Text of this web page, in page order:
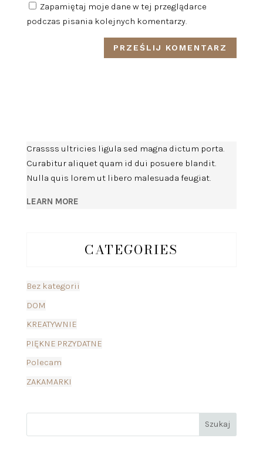
Zapamiętaj moje dane w tej przeglądarce
podczas pisania kolejnych komentarzy.
Crassss ultricies ligula sed magna dictum porta.
Curabitur aliquet quam id dui posuere blandit.
Nulla quis lorem ut libero malesuada feugiat.
LEARN MORE
CATEGORIES
Bez kategorii
DOM
KREATYWNIE
PIĘKNE PRZYDATNE
Polecam
ZAKAMARKI